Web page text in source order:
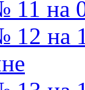
11 на
12 на